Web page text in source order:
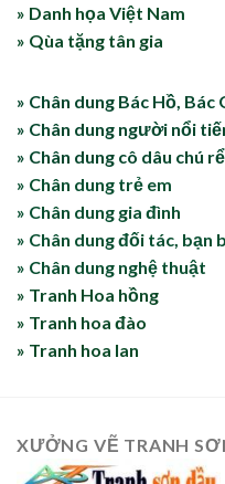
» Danh họa Việt Nam
» Qùa tặng tân gia
» Chân dung Bác Hồ, Bác
» Chân dung người nổi
» Chân dung cô dâu chú rể
» Chân dung trẻ em
» Chân dung gia đình
» Chân dung đối tác, bạn
» Chân dung nghệ thuật
» Tranh Hoa hồng
» Tranh hoa đào
» Tranh hoa lan
XƯỞNG VẼ TRANH